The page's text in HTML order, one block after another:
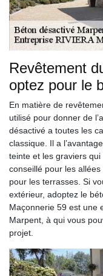
Revêtement
optez pour le
En matière de
utilisé pour donner de
désactivé a toutes les
classique. Il a
teinte et les graviers
conseillé pour les
pour les terrasses. Si
extérieur, adoptez le
Maçonnerie 59 est une
Marpent, à qui vous
projet.